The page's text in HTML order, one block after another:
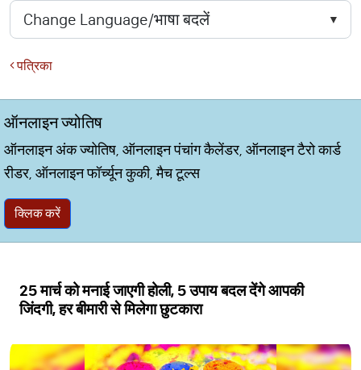
पत्रिका
ऑनलाइन ज्योतिष
ऑनलाइन अंक ज्योतिष, ऑनलाइन पंचांग कैलेंडर, ऑनलाइन टैरो कार्ड
रीडर, ऑनलाइन फॉर्च्यून कुकी, मैच टूल्स
क्लिक करें
25 मार्च को मनाई जाएगी होली, 5 उपाय बदल देंगे आपकी
जिंदगी, हर बीमारी से मिलेगा छुटकारा